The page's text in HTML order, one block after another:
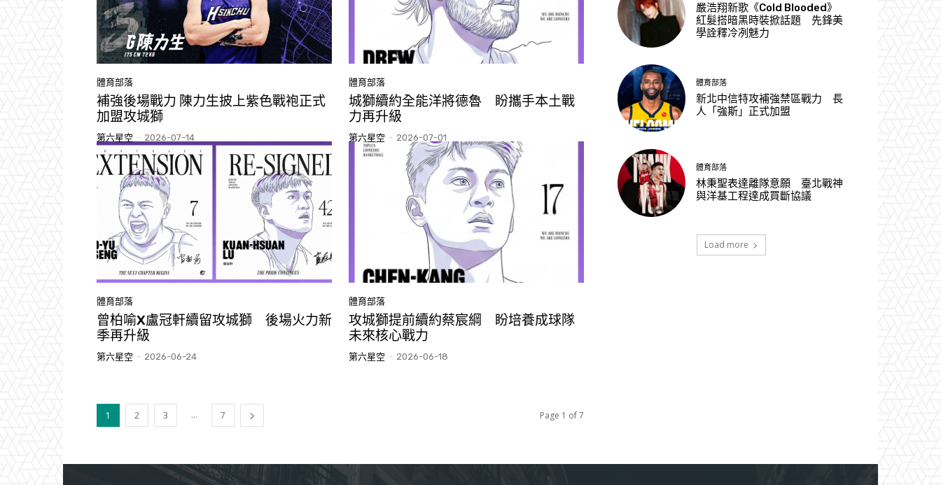
體育部落
補強後場戰力 陳力生披上紫色戰袍正式
加盟攻城獅
第六星空 - 2026-07-14
體育部落
城獅續約全能洋將德魯 盼攜手本土戰
力再升級
第六星空 - 2026-07-01
體育部落
曾柏喻X盧冠軒續留攻城獅 後場火力新
季再升級
第六星空 - 2026-06-24
體育部落
攻城獅提前續約蔡宸綱 盼培養成球隊
未來核心戰力
第六星空 - 2026-06-18
1 2 3 ... 7 Page 1 of 7
嚴浩翔新歌《Cold Blooded》
紅髮搭暗黑時裝掀話題 先鋒美
學詮釋冷冽魅力
體育部落
新北中信特攻補強禁區戰力 長
人「強斯」正式加盟
體育部落
林秉聖表達離隊意願 臺北戰神
與洋基工程達成買斷協議
Load more